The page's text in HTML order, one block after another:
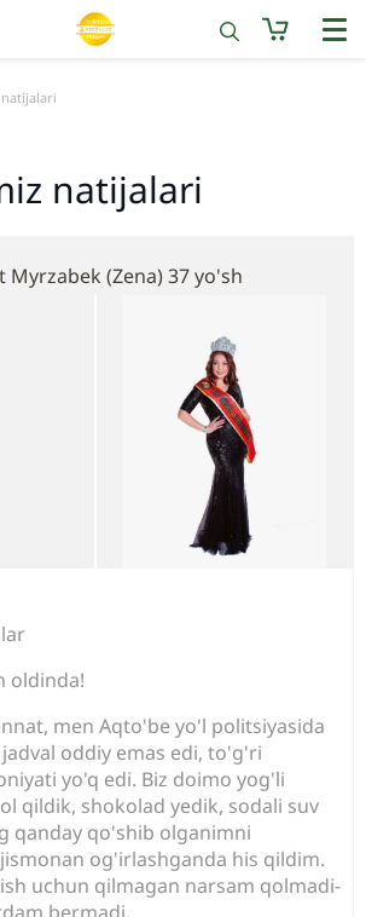
natijalari
Myrzabek (Zena) 37 yo'sh
oldinda!
men Aqto'be yo'l politsiyasida
oddiy emas edi, to'g'ri
yo'q edi. Biz doimo yog'li
qildik, shokolad yedik, sodali suv
qanday qo'shib olganimni
og'irlashganda his qildim.
uchun qilmagan narsam qolmadi-
bermadi.